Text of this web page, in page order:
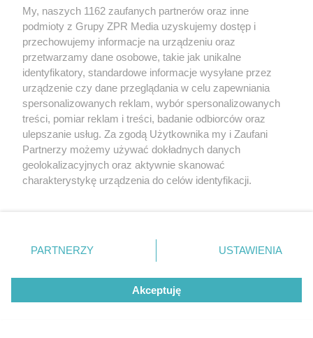
Żaden utwór zamieszczony w serwisie nie może być powielany i
rozpowszechniany lub dalej rozpowszechniany w jakikolwiek sposób (w
tym także elektroniczny lub mechaniczny) na jakimkolwiek polu
eksploatacji w jakiejkolwiek formie, włącznie z umieszczaniem w
Internecie bez pisemnej zgody właściciela praw. Jakiekolwiek użycie lub
My, naszych 1162 zaufanych partnerów oraz inne
podmioty z Grupy ZPR Media uzyskujemy dostęp i
przechowujemy informacje na urządzeniu oraz
przetwarzamy dane osobowe, takie jak unikalne
identyfikatory, standardowe informacje wysyłane przez
urządzenie czy dane przeglądania w celu zapewniania
spersonalizowanych reklam, wybór spersonalizowanych
treści, pomiar reklam i treści, badanie odbiorców oraz
ulepszanie usług. Za zgodą Użytkownika my i Zaufani
Partnerzy możemy używać dokładnych danych
geolokalizacyjnych oraz aktywnie skanować
charakterystykę urządzenia do celów identyfikacji.
zmienić/wycofać klikając przycisk ustawień prywatności
znajdujący się w lewym dolnym rogu strony
rodzaje przetwarzania danych nie wymagają zgody
użytkownika, ale masz prawo sprzeciwić się takiemu
przetwarzaniu. Preferencje będą miały zastosowanie tylko
PARTNERZY USTAWIENIA
Akceptuję